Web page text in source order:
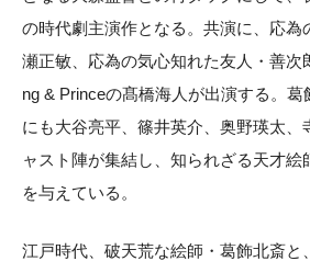
の時代劇主演作となる。共演に、応為
瀬正敏、応為の気心知れた友人・善次
ng & Princeの髙橋海人が出演する。
にも大谷亮平、篠井英介、奥野瑛太、
ャスト陣が集結し、知られざる天才絵
を与えている。
江戸時代、破天荒な絵師・葛飾北斎と